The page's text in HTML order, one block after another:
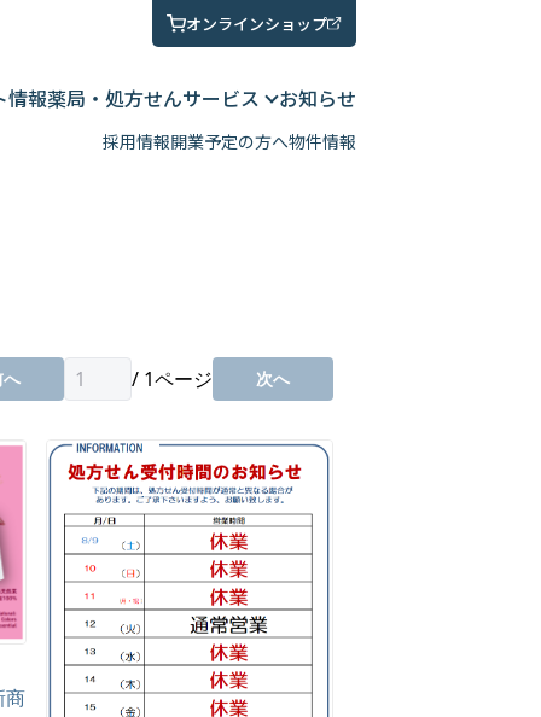
オンラインショップ
情報薬局・処方せんサービス お知らせ
採用情報開業予定の方へ物件情報
/ 1ページ 次へ
商